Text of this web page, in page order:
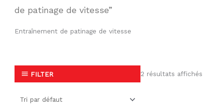
de patinage de vitesse”
Entraînement de patinage de vitesse
FILTER 2 résultats affichés